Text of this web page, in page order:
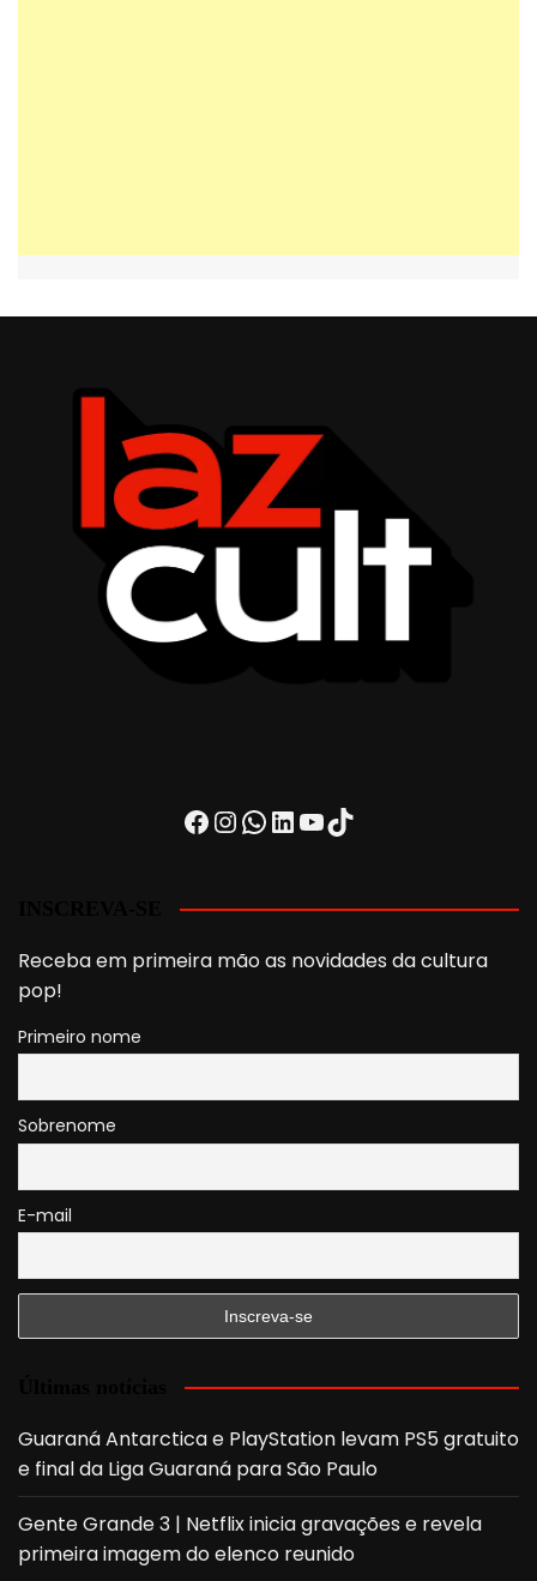
Facebook
Instagram
WhatsApp
LinkedIn
Youtube
TikTok
Receba em primeira mão as novidades da cultura
pop!
Primeiro nome
Sobrenome
E-mail
Guaraná Antarctica e PlayStation levam PS5 gratuito
e final da Liga Guaraná para São Paulo
Gente Grande 3 | Netflix inicia gravações e revela
primeira imagem do elenco reunido